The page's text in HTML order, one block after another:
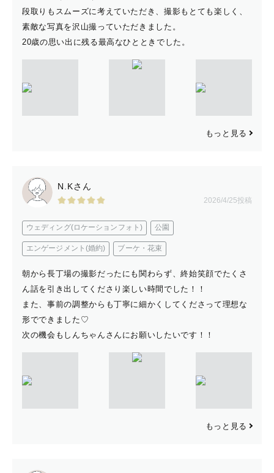
段取りもスムーズに考えていただき、撮影もとても楽しく、
素敵な写真を沢山撮っていただきました。
20歳の思い出に残る最高なひとときでした。
もっと見る
N.Kさん
2026/4/25投稿
ウェディング(ロケーションフォト) 公園
エンゲージメント(婚約) ブーケ・花束
朝から長丁場の撮影だったにも関わらず、終始笑顔でたくさ
ん話を引き出してくださり楽しい時間でした！！
また、事前の調整からも丁寧に細かくしてくださって理想な
形でできました♡
次の機会もしんちゃんさんにお願いしたいです！！
もっと見る